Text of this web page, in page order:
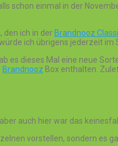
schon einmal in der
den ich in der Brandnooz
ich übrigens jederzeit
es dieses Mal eine neue
Brandnooz Box enthalten.
auch hier war das
vorstellen, sondern es